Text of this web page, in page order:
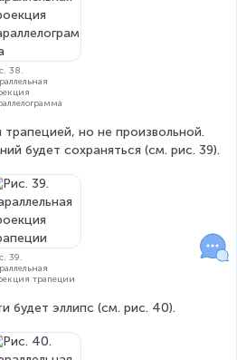
38.
трапецией, но не произвольной.
будет сохраняться (см. рис. 39).
39.
трапеции
будет эллипс (см. рис. 40).